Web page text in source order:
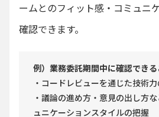
ームとのフィット感・コミュニ
確認できます。
例）業務委託期間中に確認できる
・コードレビューを通じた技術
・議論の進め方・意見の出し方
ュニケーションスタイルの把握